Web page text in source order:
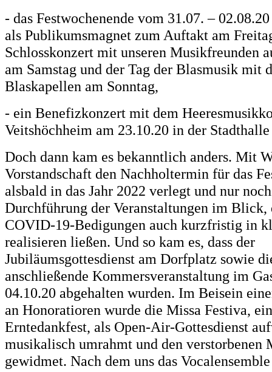
- das Festwochenende vom 31.07. –
als Publikumsmagnet zum Auftakt am
Schlosskonzert mit unseren Musikfreunden
am Samstag und der Tag der Blasmusik mit
Blaskapellen am Sonntag,
- ein Benefizkonzert mit dem
Veitshöchheim am 23.10.20 in der
Doch dann kam es bekanntlich anders. Mit
Vorstandschaft den Nachholtermin für das
alsbald in das Jahr 2022 verlegt und nur
Durchführung der Veranstaltungen im Blick,
COVID-19-Bedigungen auch kurzfristig in
realisieren ließen. Und so kam es, dass der
Jubiläumsgottesdienst am Dorfplatz sowie
anschließende Kommersveranstaltung im
04.10.20 abgehalten wurden. Im Beisein
an Honoratioren wurde die Missa Festiva,
Erntedankfest, als Open-Air-Gottesdienst
musikalisch umrahmt und den verstorbenen
gewidmet. Nach dem uns das